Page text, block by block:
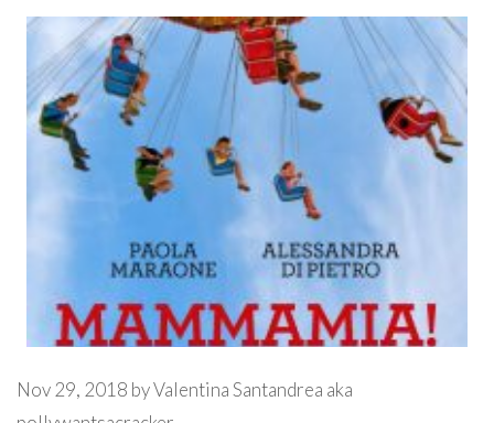
Nov 29, 2018 byValentina Santandrea aka